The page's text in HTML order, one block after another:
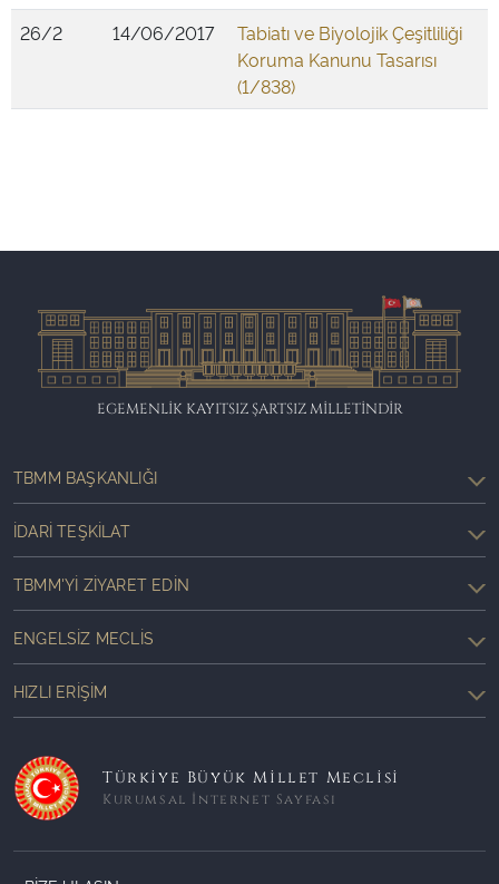
26/2
14/06/2017
Tabiatı ve Biyolojik Çeşitliliği
Koruma Kanunu Tasarısı
(1/838)
EGEMENLİK KAYITSIZ ŞARTSIZ MİLLETİNDİR
TBMM BAŞKANLIĞI
İDARI TEŞKILAT
TBMM'YI ZIYARET EDIN
ENGELSIZ MECLIS
HIZLI ERIŞIM
Türkiye Büyük Millet Meclisi
Kurumsal İnternet Sayfası